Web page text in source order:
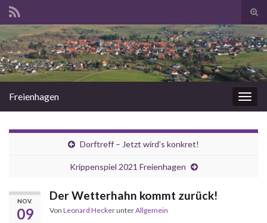
Search for:
Freienhagen
Dorftreff – Jetzt wird’s konkret!
Krippenspiel 2021 Freienhagen
NOV.
09
Der Wetterhahn kommt zurück!
Von Leonard HeckerunterAllgemein